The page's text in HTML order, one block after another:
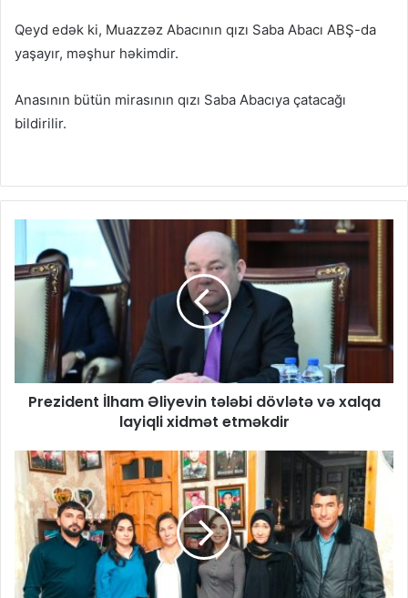
Qeyd edək ki, Muazzəz Abacının qızı Saba Abacı ABŞ-da
yaşayır, məşhur həkimdir.
Anasının bütün mirasının qızı Saba Abacıya çatacağı
bildirilir.
Prezident İlham Əliyevin tələbi dövlətə və xalqa
layiqli xidmət etməkdir